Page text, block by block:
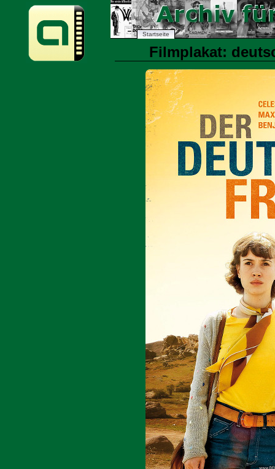
Startseite
Filmplakat: